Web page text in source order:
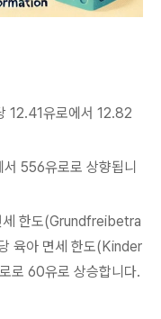
12.41유로에서 12.82
556유로로 상향됩니
세 한도(Grundfreibetra
육아 면세 한도(Kinder
로 60유로 상승합니다.